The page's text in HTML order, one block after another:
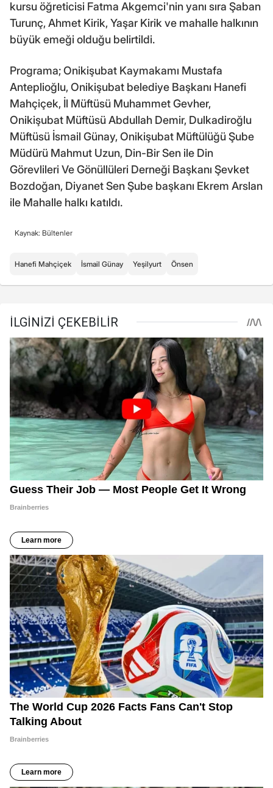
kursu öğreticisi Fatma Akgemci'nin yanı sıra Şaban
Turunç, Ahmet Kirik, Yaşar Kirik ve mahalle halkının
büyük emeği olduğu belirtildi.
Programa; Onikişubat Kaymakamı Mustafa
Anteplioğlu, Onikişubat belediye Başkanı Hanefi
Mahçiçek, İl Müftüsü Muhammet Gevher,
Onikişubat Müftüsü Abdullah Demir, Dulkadiroğlu
Müftüsü İsmail Günay, Onikişubat Müftülüğü Şube
Müdürü Mahmut Uzun, Din-Bir Sen ile Din
Görevlileri Ve Gönüllüleri Derneği Başkanı Şevket
Bozdoğan, Diyanet Sen Şube başkanı Ekrem Arslan
ile Mahalle halkı katıldı.
Kaynak: Bültenler
Hanefi Mahçiçek İsmail Günay Yeşilyurt Önsen